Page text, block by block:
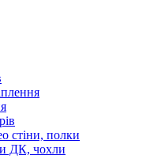
стіни, полки
ДК, чохли